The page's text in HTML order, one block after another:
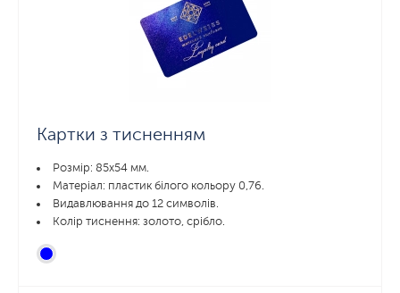
Картки з тисненням
Розмір: 85x54 мм.
Матеріал: пластик білого кольору 0,76.
Видавлювання до 12 символів.
Колір тиснення: золото, срібло.